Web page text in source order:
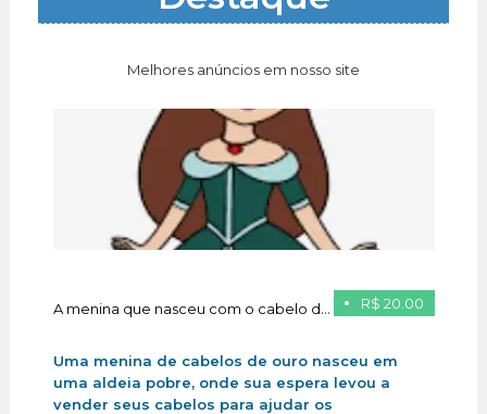
Melhores anúncios em nosso site
R$ 20.00
A menina que nasceu com o cabelo de ouro
Uma menina de cabelos de ouro nasceu em
uma aldeia pobre, onde sua espera levou a
vender seus cabelos para ajudar os